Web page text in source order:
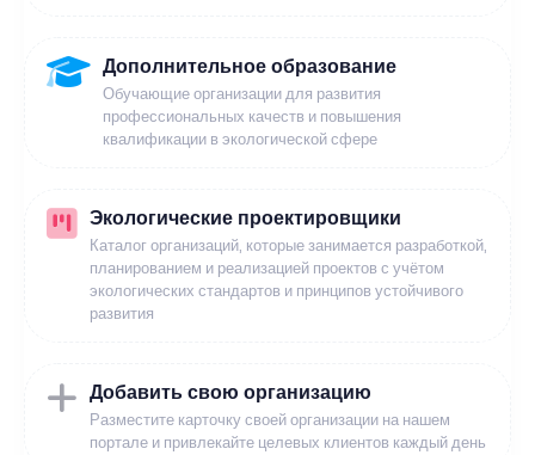
Дополнительное образование
Обучающие организации для развития
профессиональных качеств и повышения
квалификации в экологической сфере
Экологические проектировщики
Каталог организаций, которые занимается разработкой,
планированием и реализацией проектов с учётом
экологических стандартов и принципов устойчивого
развития
Добавить свою организацию
Разместите карточку своей организации на нашем
портале и привлекайте целевых клиентов каждый день